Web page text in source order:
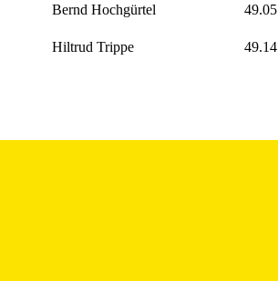
Bernd Hochgürtel 49.05
Hiltrud Trippe 49.14